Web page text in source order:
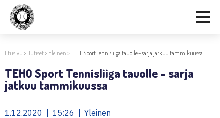
Etusivu > Uutiset>Yleinen >TEHO Sport Tennisliiga tauolle – sarja jatkuu tammikuussa
TEHO Sport Tennisliiga tauolle – sarja
jatkuu tammikuussa
1.12.2020 | 15:26 | Yleinen